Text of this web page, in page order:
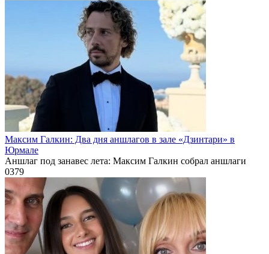
Максим Галкин: Два дня аншлагов в зале «Дзинтари» в
Юрмале
Аншлаг под занавес лета: Максим Галкин собрал аншлаги
0379